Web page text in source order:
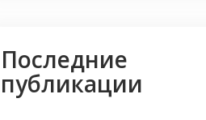
Последние
публикации